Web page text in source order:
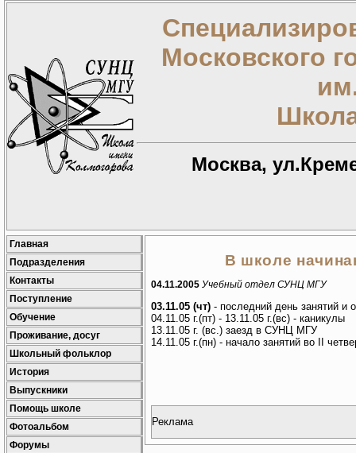
Московского
Москва,
Главная
Подразделения
Контакты
Поступление
Обучение
Проживание, досуг
Школьный фольклор
История
Выпускники
Помощь школе
Фотоальбом
Форумы
В школе
04.11.2005 Учебный отдел СУНЦ МГУ
03.11.05 (чт) - последний день занятий и
04.11.05 г.(пт) - 13.11.05 г.(вс) - каникулы
13.11.05 г. (вс.) заезд в СУНЦ МГУ
14.11.05 г.(пн) - начало занятий во II
Реклама